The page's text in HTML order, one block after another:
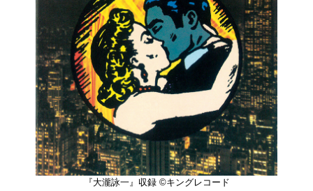
『大瀧詠一』収録 ©キングレコード